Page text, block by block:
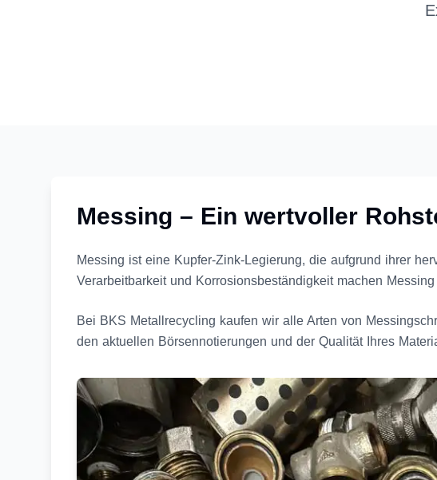
Messing – Ein wertvoller
Messing ist eine Kupfer-Zink-Legierung, die aufgrund ihrer
Verarbeitbarkeit und Korrosionsbeständigkeit machen
Bei BKS Metallrecycling kaufen wir alle Arten von
den aktuellen Börsennotierungen und der Qualität Ihres